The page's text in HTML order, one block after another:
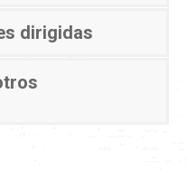
dirigidas